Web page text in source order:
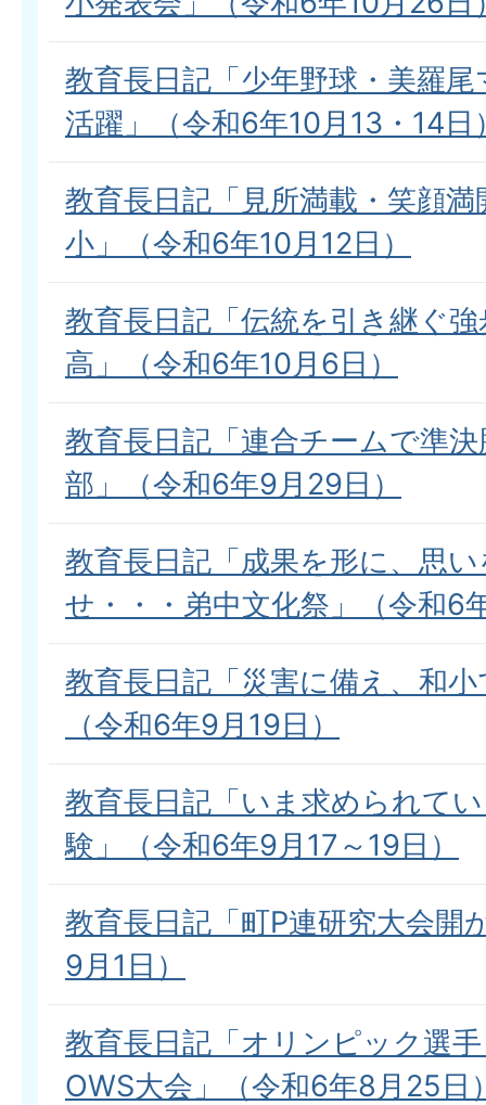
教育長日記「少年野球・美羅
活躍」（令和6年10月13・14日
教育長日記「見所満載・笑顔
小」（令和6年10月12日）
教育長日記「伝統を引き継ぐ
高」（令和6年10月6日）
教育長日記「連合チームで準
部」（令和6年9月29日）
教育長日記「成果を形に、思
せ・・・弟中文化祭」（令和6
教育長日記「災害に備え、和
（令和6年9月19日）
教育長日記「いま求められて
験」（令和6年9月17～19日）
教育長日記「町P連研究大会開
9月1日）
教育長日記「オリンピック選
OWS大会」（令和6年8月25日